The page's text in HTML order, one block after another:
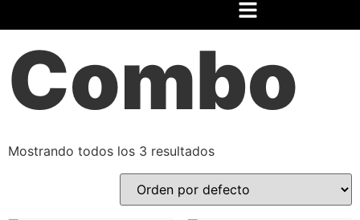
Combo
Mostrando todos los 3 resultados